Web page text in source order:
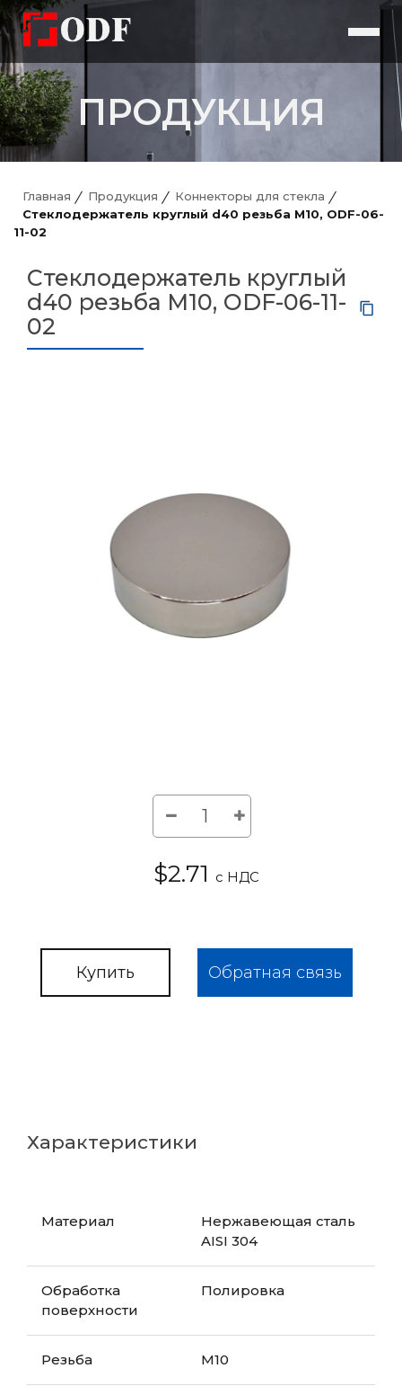
ПРОДУКЦИЯ
Главная Продукция
Коннекторы для стекла
Стеклодержатель круглый d40 резьба М10, ODF-06-
11-02
Стеклодержатель круглый
d40 резьба М10, ODF-06-11-
02
$2.71 с НДС
Купить Обратная связь
Характеристики
Материал
Нержавеющая сталь
AISI 304
Обработка
поверхности
Полировка
Резьба М10